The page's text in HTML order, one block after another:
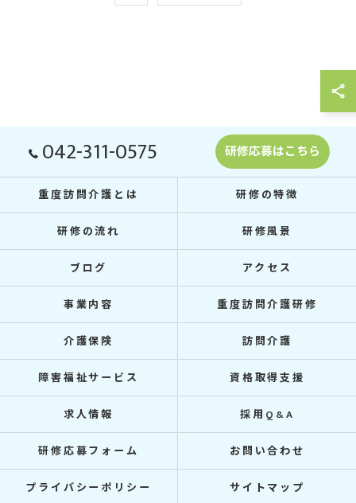
042-311-0575 研修応募はこちら
重度訪問介護とは 研修の特徴
研修の流れ 研修風景
ブログ アクセス
事業内容 重度訪問介護研修
介護保険 訪問介護
障害福祉サービス 資格取得支援
求人情報 採用Q&A
研修応募フォーム お問い合わせ
プライバシーポリシー サイトマップ